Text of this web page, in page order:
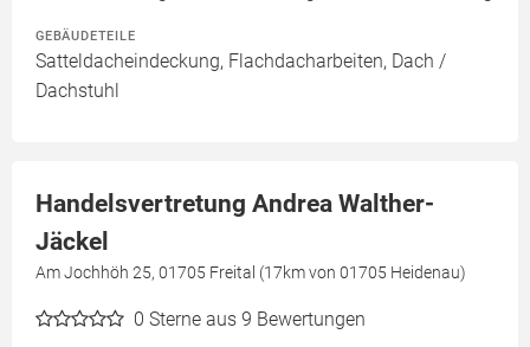
GEBÄUDETEILE
Satteldacheindeckung, Flachdacharbeiten, Dach /
Dachstuhl
Handelsvertretung Andrea Walther-
Jäckel
Am Jochhöh 25, 01705 Freital (17km von 01705 Heidenau)
0 Sterne aus 9 Bewertungen